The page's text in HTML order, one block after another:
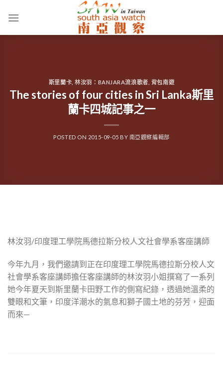
斯里蘭卡 ,林汝羽：BANJARA流浪歌者 背包南遊
The stories of four cities in Sri Lanka斯里
蘭卡四城記事之一
POSTED ON 2015-09-05 BY 南亞觀察編輯部
林汝羽/印度理工學院馬德拉斯分校人文社會學系客座講師
今年九月，我們邀請到正在印度理工學院馬德拉斯分校人文
社會學系客座講師擔任客座講師的林汝羽小姐撰寫了一系列
她今年夏天到斯里蘭卡田野工作的側寫紀錄，透過她溫柔的
雙眼和文筆，印度洋潮水的氣息和獅子國土地的芬芳，迎面
而來—